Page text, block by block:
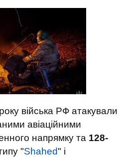
війська РФ атакували
авіаційними
напрямку та 128-
"Shahed" і